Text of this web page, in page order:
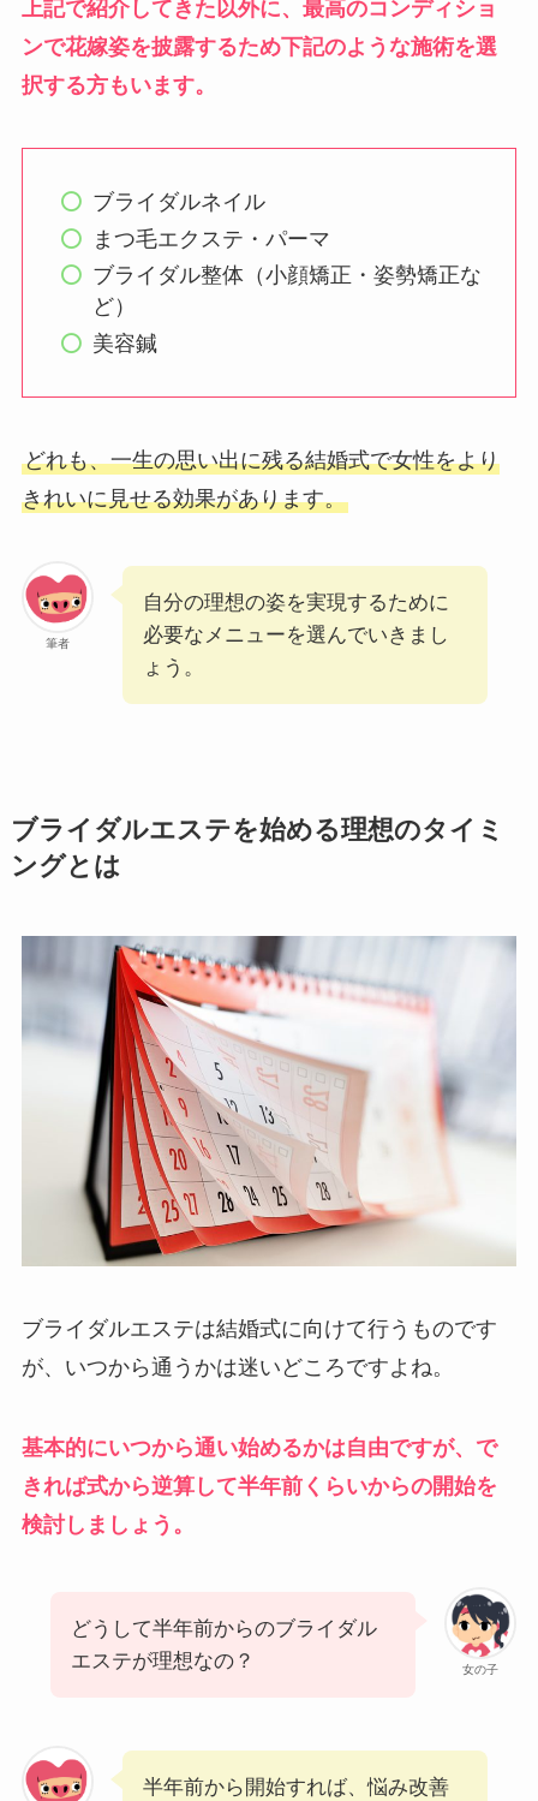
上記で紹介してきた以外に、最高のコンディショ
ンで花嫁姿を披露するため下記のような施術を選
択する方もいます。
ブライダルネイル
まつ毛エクステ・パーマ
ブライダル整体（小顔矯正・姿勢矯正な
ど）
美容鍼
どれも、一生の思い出に残る結婚式で女性をより
きれいに見せる効果があります。
筆者
自分の理想の姿を実現するために
必要なメニューを選んでいきまし
ょう。
ブライダルエステを始める理想のタイミ
ングとは
ブライダルエステは結婚式に向けて行うものです
が、いつから通うかは迷いどころですよね。
基本的にいつから通い始めるかは自由ですが、で
きれば式から逆算して半年前くらいからの開始を
検討しましょう。
女の子
どうして半年前からのブライダル
エステが理想なの？
半年前から開始すれば、悩み改善